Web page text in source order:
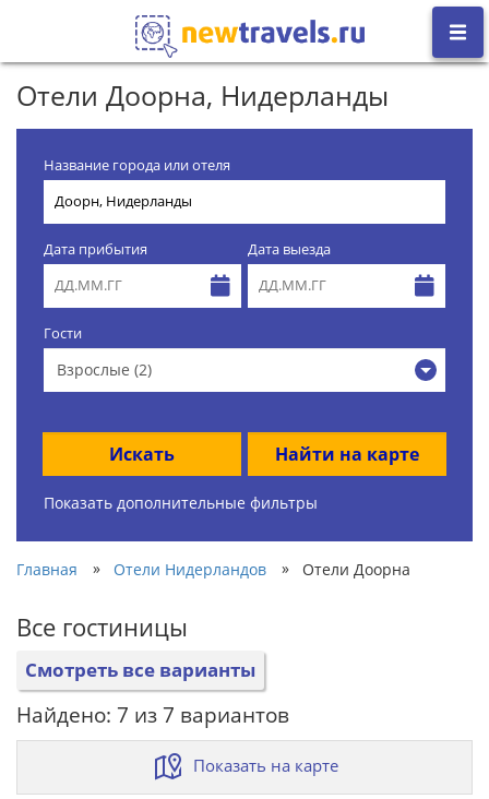
Отели Доорна, Нидерланды
Название города или отеля
Дата прибытия Дата выезда
Гости
Взрослые (2)
Искать Найти на карте
Показать дополнительные фильтры
Главная » Отели Нидерландов » Отели Доорна
Все гостиницы
Смотреть все варианты
Найдено: 7 из 7 вариантов
Показать на карте